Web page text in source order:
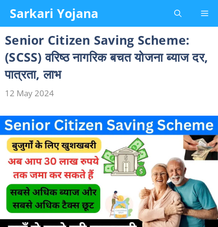
content
Sarkari Yojana
Senior Citizen Saving Scheme:
(SCSS) वरिष्ठ नागरिक बचत योजना ब्याज दर,
पात्रता, लाभ
12 May 2024